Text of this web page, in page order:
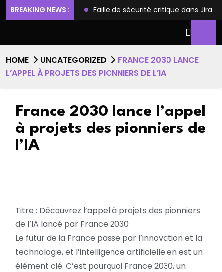
BREAKING NEWS :
et l’accès root Faille de sécurité critique dans Jira
HOME UNCATEGORIZED
FRANCE 2030 LANCE
L’APPEL À PROJETS DES PIONNIERS DE L’IA
France 2030 lance l’appel
à projets des pionniers de
l’IA
Titre : Découvrez l’appel à projets des pionniers
de l’IA lancé par France 2030
Le futur de la France passe par l’innovation et la
technologie, et l’intelligence artificielle en est un
élément clé. C’est pourquoi France 2030, un